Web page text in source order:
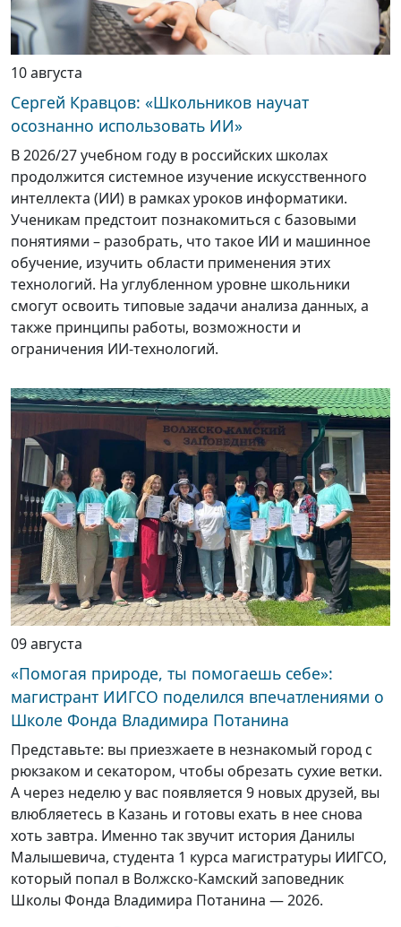
10 августа
Сергей Кравцов: «Школьников научат
осознанно использовать ИИ»
В 2026/27 учебном году в российских школах
продолжится системное изучение искусственного
интеллекта (ИИ) в рамках уроков информатики.
Ученикам предстоит познакомиться с базовыми
понятиями – разобрать, что такое ИИ и машинное
обучение, изучить области применения этих
технологий. На углубленном уровне школьники
смогут освоить типовые задачи анализа данных, а
также принципы работы, возможности и
ограничения ИИ-технологий.
09 августа
«Помогая природе, ты помогаешь себе»:
магистрант ИИГСО поделился впечатлениями о
Школе Фонда Владимира Потанина
Представьте: вы приезжаете в незнакомый город с
рюкзаком и секатором, чтобы обрезать сухие ветки.
А через неделю у вас появляется 9 новых друзей, вы
влюбляетесь в Казань и готовы ехать в нее снова
хоть завтра. Именно так звучит история Данилы
Малышевича, студента 1 курса магистратуры ИИГСО,
который попал в Волжско-Камский заповедник
Школы Фонда Владимира Потанина — 2026.